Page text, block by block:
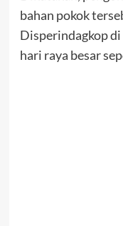
bahan pokok
Disperindagkop
hari raya besar